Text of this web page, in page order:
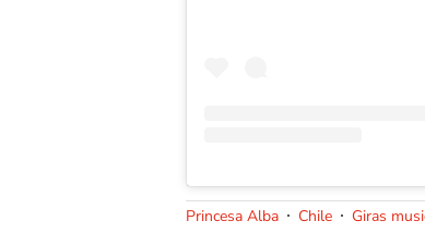
Princesa Alba Chile Giras